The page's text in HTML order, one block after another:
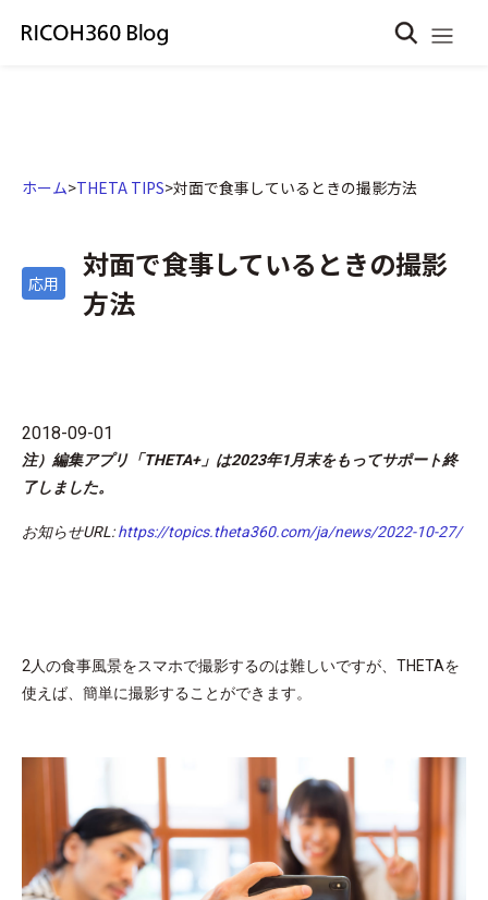
ホーム>THETA TIPS>対面で食事しているときの撮影方法
応用
対面で食事しているときの撮影
方法
2018-09-01
注）編集アプリ「THETA+」は2023年1月末をもってサポート終
了しました。
お知らせURL:https://topics.theta360.com/ja/news/2022-10-27/
2人の食事風景をスマホで撮影するのは難しいですが、THETAを
使えば、簡単に撮影することができます。